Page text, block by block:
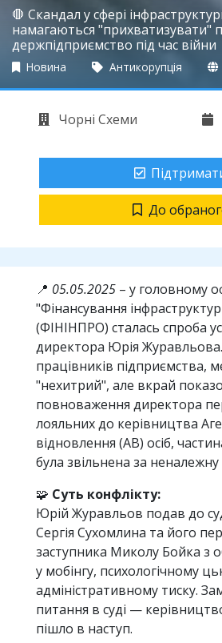
🛑 Скандал у сфері
намагаються "прихватизувати"
держпідприємство під час війни
Новина Антикорупція
Чорні Схеми
До
📍 05.05.2025 – у головному
"Фінансування
(ФІНІНПРО) сталась спроба
директора Юрія
працівників підприємства,
"нехитрий", але вкрай
повноваження директора
лояльних до керівництва
відновлення (АВ) осіб,
була звільнена за неналежну
🧩 Суть конфлікту:
Юрій Журавльов подав до
Сергія Сухомлина та його
заступника Миколу Бойка з
у мобінгу, психологічному
адміністративному тиску.
питання в суді —
пішло в наступ.